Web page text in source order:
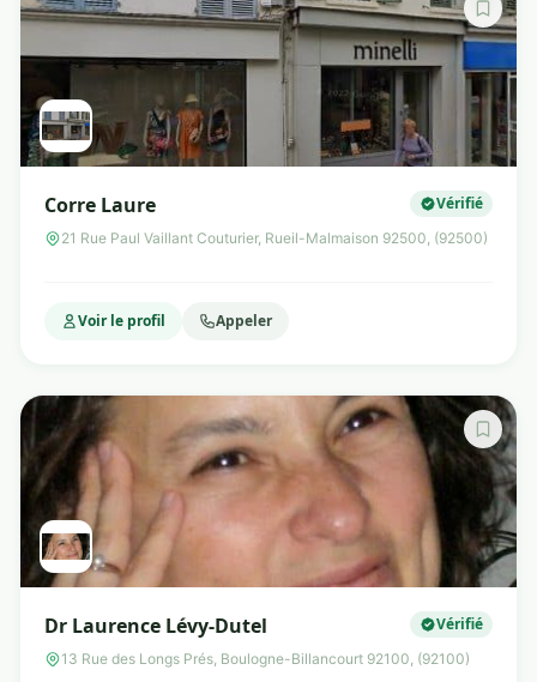
Corre Laure Vérifié
21 Rue Paul Vaillant Couturier, Rueil-Malmaison 92500, (92500)
Voir le profil Appeler
Dr Laurence Lévy-Dutel Vérifié
13 Rue des Longs Prés, Boulogne-Billancourt 92100, (92100)